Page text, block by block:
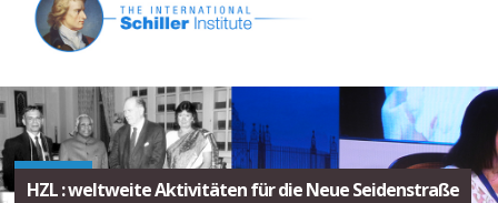
HZL : weltweite Aktivitäten für die Neue Seidenstraße